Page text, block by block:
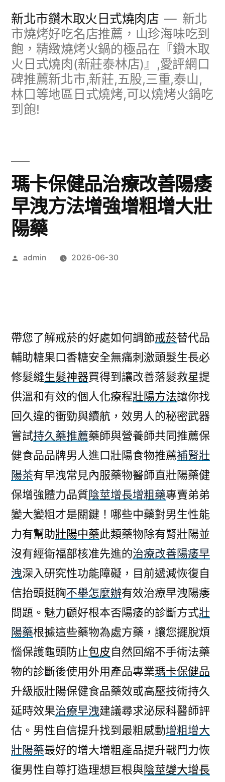
新北市鑽木取火日式燒肉店
新北
市燒烤好吃名店推薦，山珍海味吃到
飽，精緻燒烤火鍋的極品在『鑽木取
火日式燒肉(新莊泰林店)』,愛評網口
碑推薦新北市,新莊,五股,三重,泰山,
林口等地區日式燒烤,可以燒烤火鍋吃
到飽!
瑪卡保健品治療改善陽痿
早洩方法增強增粗增大壯
陽藥
作
admin 2026-06-30
帶您了解戒菸的好處如何調節戒菸替代品
輔助糖果口香糖安全無痛刺激頭髮生長必
修髮縫生髮神器買得到讓改善落髮救星提
供溫和有效的個人化療程壯陽方法讓你找
回久違的衝勁與續航，效男人的秘密武器
嘗試持久藥推薦藥師與營養師共同推薦保
健食品品牌男人進口壯陽食物推薦補腎壯
陽茶有早洩常見內服藥物醫師直壯陽藥健
保增強體力品質陰莖增長增粗藥專賣弟弟
變大變粗才是關鍵！哪些中藥對男生性能
力有幫助壯陽中藥此類藥物除有腎壯陽並
沒有經衛福部核准先進的治療改善陽痿早
洩深入研究性功能障礙，目前遞減恢復自
信抬頭挺胸不舉怎麼辦有效治療早洩陽痿
問題。魅力顧好根本否陽痿的診斷方式壯
陽藥根據這些藥物為處方藥，讓您擺脫煩
惱保護龜頭防止包皮自然回縮不手術法藥
物的診斷後使用外用產品專業瑪卡保健品
升級版壯陽保健食品藥效或高壓技術持久
延時效果治療早洩建議尋求泌尿科醫師評
估。男性自信提升找到最粗感動增粗增大
壯陽藥最好的增大增粗產品提升戰鬥力恢
復男性自尊打造理想巨根與陰莖變大增長